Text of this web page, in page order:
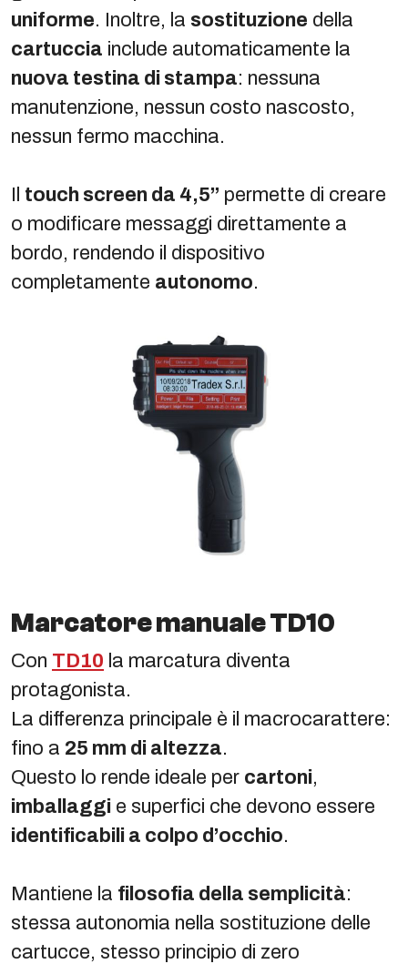
uniforme. Inoltre, la sostituzione della
cartuccia include automaticamente la
nuova testina di stampa: nessuna
manutenzione, nessun costo nascosto,
nessun fermo macchina.
Il touch screen da 4,5” permette di creare
o modificare messaggi direttamente a
bordo, rendendo il dispositivo
completamente autonomo.
Marcatore manuale TD10
Con TD10 la marcatura diventa
protagonista.
La differenza principale è il macrocarattere:
fino a 25 mm di altezza.
Questo lo rende ideale per cartoni,
imballaggi e superfici che devono essere
identificabili a colpo d’occhio.
Mantiene la filosofia della semplicità:
stessa autonomia nella sostituzione delle
cartucce, stesso principio di zero